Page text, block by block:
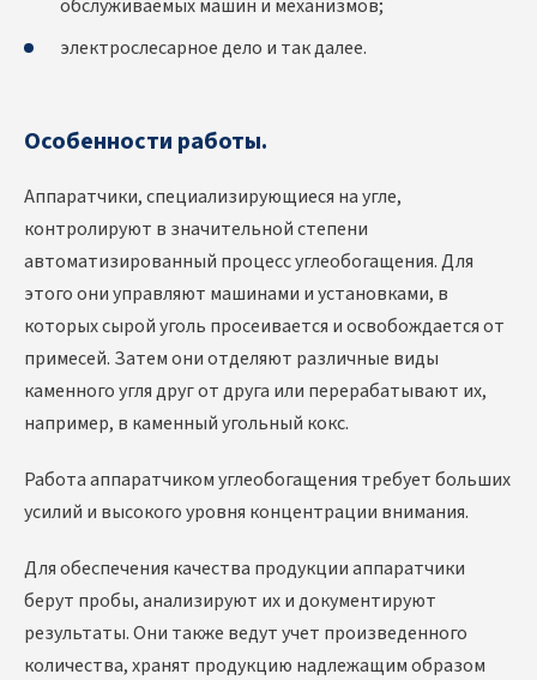
обслуживаемых машин и механизмов;
электрослесарное дело и так далее.
Особенности работы.
Аппаратчики, специализирующиеся на угле,
контролируют в значительной степени
автоматизированный процесс углеобогащения. Для
этого они управляют машинами и установками, в
которых сырой уголь просеивается и освобождается от
примесей. Затем они отделяют различные виды
каменного угля друг от друга или перерабатывают их,
например, в каменный угольный кокс.
Работа аппаратчиком углеобогащения требует больших
усилий и высокого уровня концентрации внимания.
Для обеспечения качества продукции аппаратчики
берут пробы, анализируют их и документируют
результаты. Они также ведут учет произведенного
количества, хранят продукцию надлежащим образом